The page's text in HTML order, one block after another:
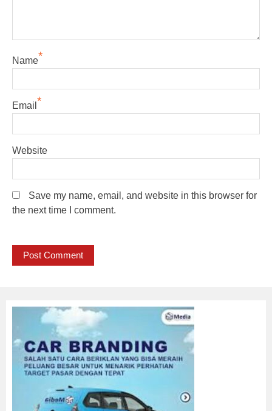
Name*
Email *
Website
Save my name, email, and website in this browser for
the next time I comment.